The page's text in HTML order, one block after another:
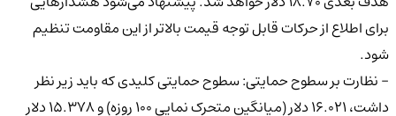
برای اطلاع از حرکات قابل توجه قیمت بالاتر از این مقاومت تنظیم
شود.
- نظارت بر سطوح حمایتی: سطوح حمایتی کلیدی که باید زیر نظر
داشت، ۱۶.۰۲۱ دلار (میانگین متحرک نمایی ۱۰۰ روزه) و ۱۵.۳۷۸ دلار